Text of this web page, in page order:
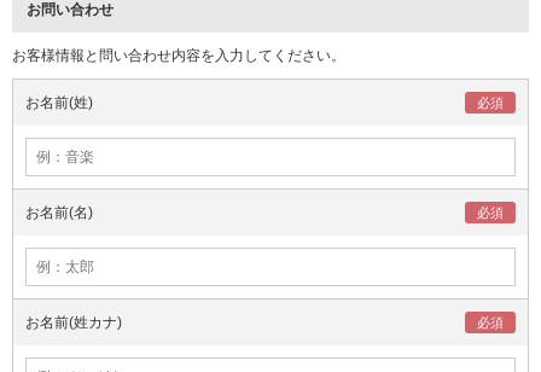
お問い合わせ
お客様情報と問い合わせ内容を入力してください。
お名前(姓)
お名前(名)
お名前(姓カナ)